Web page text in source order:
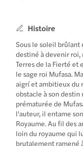
Histoire
Sous le soleil brûlant
destiné à devenir
Terres de la Fierté
le sage roi Mufasa.
aigrí et ambitieux du
obstacle à son
prématurée de
l'auteur, il entame
Royaume. Au fil des
loin du royaume qui
brutalement ramené